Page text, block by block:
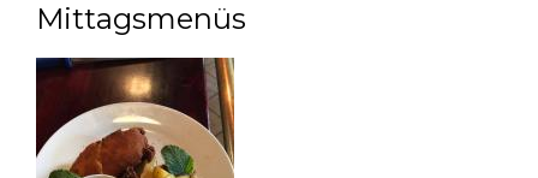
Mittagsmenüs